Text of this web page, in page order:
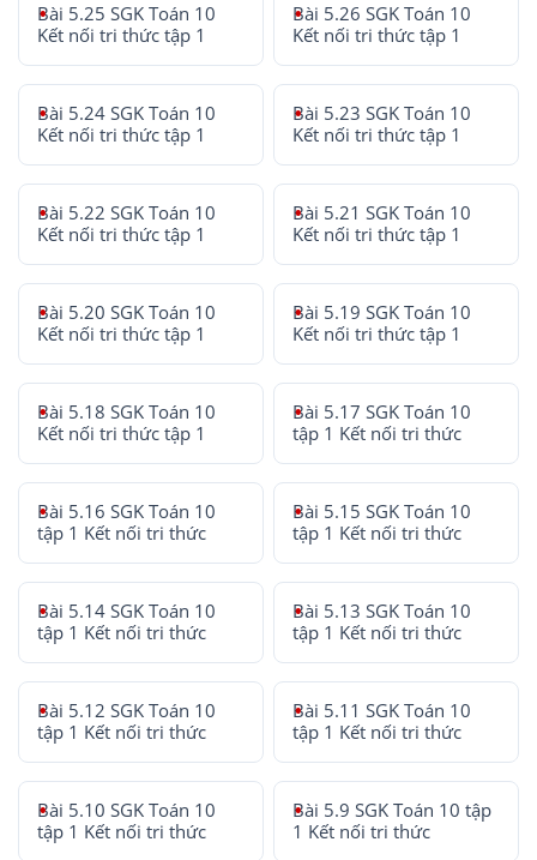
Bài 5.25 SGK Toán 10
Kết nối tri thức tập 1
Bài 5.26 SGK Toán 10
Kết nối tri thức tập 1
Bài 5.24 SGK Toán 10
Kết nối tri thức tập 1
Bài 5.23 SGK Toán 10
Kết nối tri thức tập 1
Bài 5.22 SGK Toán 10
Kết nối tri thức tập 1
Bài 5.21 SGK Toán 10
Kết nối tri thức tập 1
Bài 5.20 SGK Toán 10
Kết nối tri thức tập 1
Bài 5.19 SGK Toán 10
Kết nối tri thức tập 1
Bài 5.18 SGK Toán 10
Kết nối tri thức tập 1
Bài 5.17 SGK Toán 10
tập 1 Kết nối tri thức
Bài 5.16 SGK Toán 10
tập 1 Kết nối tri thức
Bài 5.15 SGK Toán 10
tập 1 Kết nối tri thức
Bài 5.14 SGK Toán 10
tập 1 Kết nối tri thức
Bài 5.13 SGK Toán 10
tập 1 Kết nối tri thức
Bài 5.12 SGK Toán 10
tập 1 Kết nối tri thức
Bài 5.11 SGK Toán 10
tập 1 Kết nối tri thức
Bài 5.10 SGK Toán 10
tập 1 Kết nối tri thức
Bài 5.9 SGK Toán 10 tập
1 Kết nối tri thức